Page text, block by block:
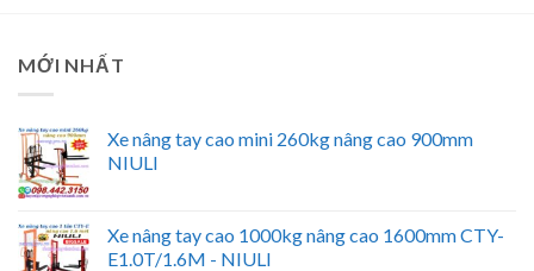
MỚI NHẤT
Xe nâng tay cao mini 260kg nâng cao 900mm
NIULI
Xe nâng tay cao 1000kg nâng cao 1600mm CTY-
E1.0T/1.6M - NIULI